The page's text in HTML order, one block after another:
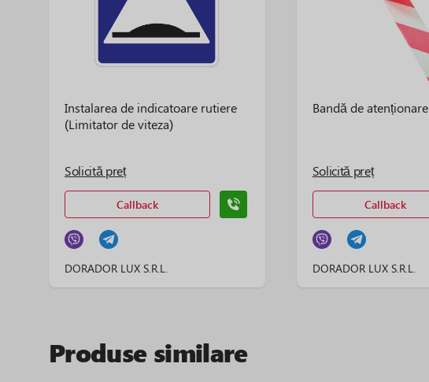
Instalarea de indicatoare rutiere
(Limitator de viteza)
Solicită preț
Callback
DORADOR LUX S.R.L.
Bandă de atenționare
Solicită preț
Callback
DORADOR LUX S.R.L.
Produse similare